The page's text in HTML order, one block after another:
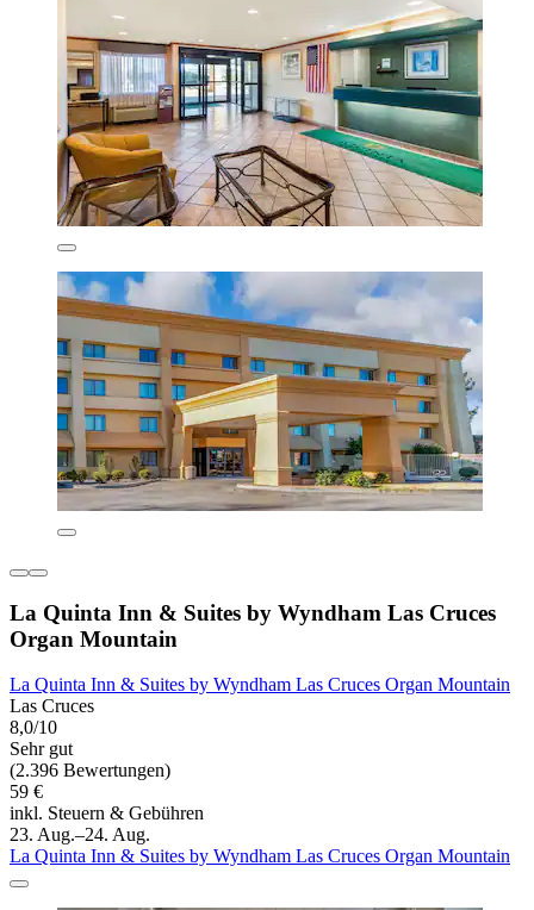
La Quinta Inn & Suites by Wyndham Las Cruces
Organ Mountain
La Quinta Inn & Suites by Wyndham Las Cruces Organ Mountain
Las Cruces
8,0/10
Sehr gut
(2.396 Bewertungen)
59 €
inkl. Steuern & Gebühren
23. Aug.–24. Aug.
La Quinta Inn & Suites by Wyndham Las Cruces Organ Mountain